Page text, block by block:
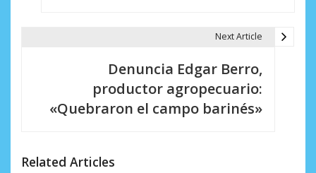
ó
Next Article
Denuncia Edgar Berro,
productor agropecuario:
«Quebraron el campo barinés»
Related Articles